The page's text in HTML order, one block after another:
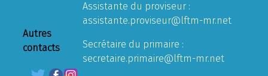
Autres
contacts
Assistante du proviseur :
assistante.proviseur@lftm-mr.net
Secrétaire du primaire :
secretaire.primaire@lftm-mr.net